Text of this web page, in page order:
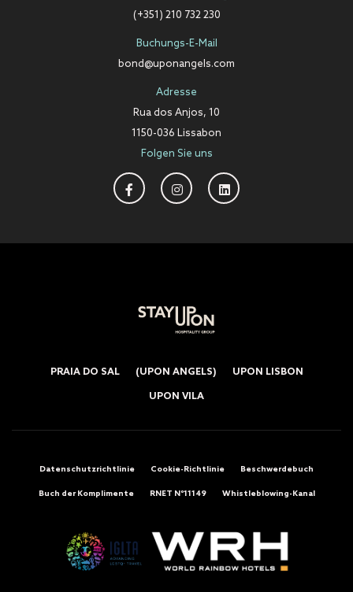
(+351) 210 732 230
Buchungs-E-Mail
bond@uponangels.com
Adresse
Rua dos Anjos, 10
1150-036 Lissabon
Folgen Sie uns
PRAIA DO SAL (UPON ANGELS) UPON LISBON
UPON VILA
Datenschutzrichtlinie Cookie-Richtlinie Beschwerdebuch
Buch der Komplimente RNET Nº11149 Whistleblowing-Kanal